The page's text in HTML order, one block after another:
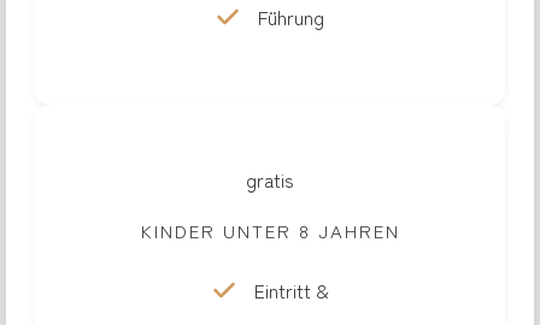
Führung
gratis
KINDER UNTER 8 JAHREN
Eintritt &